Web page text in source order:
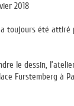
2018
a toujours été attiré
le dessin,
Furstemberg à